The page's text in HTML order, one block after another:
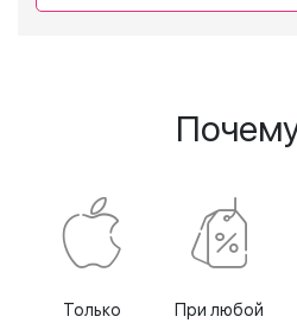
Только
При любой